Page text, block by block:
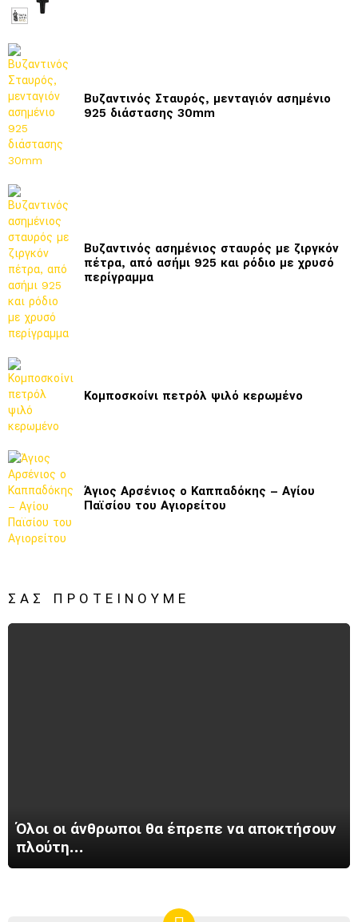
Βυζαντινός Σταυρός, μενταγιόν ασημένιο
925 διάστασης 30mm
Βυζαντινός ασημένιος σταυρός με ζιργκόν
πέτρα, από ασήμι 925 και ρόδιο με χρυσό
περίγραμμα
Κομποσκοίνι πετρόλ ψιλό κερωμένο
Άγιος Αρσένιος ο Καππαδόκης – Αγίου
Παϊσίου του Αγιορείτου
ΣΑΣ ΠΡΟΤΕΊΝΟΥΜΕ
Όλοι οι άνθρωποι θα έπρεπε να αποκτήσουν
πλούτη…